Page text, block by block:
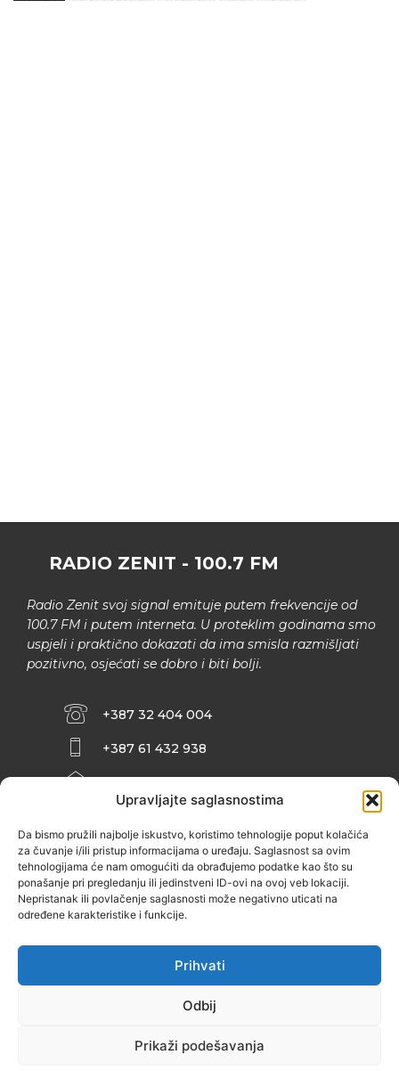
Upravljajte saglasnostima
Da bismo pružili najbolje iskustvo, koristimo tehnologije poput kolačića
za čuvanje i/ili pristup informacijama o uređaju. Saglasnost sa ovim
tehnologijama će nam omogućiti da obrađujemo podatke kao što su
ponašanje pri pregledanju ili jedinstveni ID-ovi na ovoj veb lokaciji.
Nepristanak ili povlačenje saglasnosti može negativno uticati na
određene karakteristike i funkcije.
Prihvati
Odbij
Prikaži podešavanja
RADIO ZENIT - 100.7 FM
Radio Zenit svoj signal emituje putem frekvencije od
100.7 FM i putem interneta. U proteklim godinama smo
uspjeli i praktično dokazati da ima smisla razmišljati
pozitivno, osjećati se dobro i biti bolji.
+387 32 404 004
+387 61 432 938
ZENIČANKA, 3. SPRAT), 72000 ZENICA